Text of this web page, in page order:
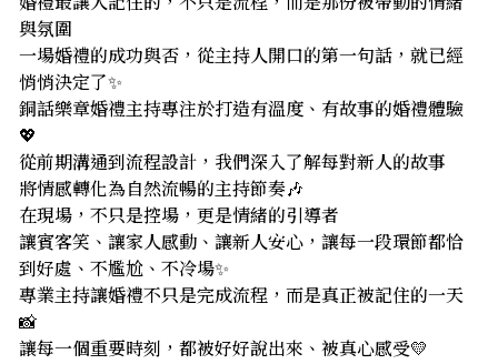
與氛圍
一場婚禮的成功與否，從主持人開口的第一句話，就已經
悄悄決定了✨
銅話樂章婚禮主持專注於打造有溫度、有故事的婚禮體驗
💖
從前期溝通到流程設計，我們深入了解每對新人的故事
將情感轉化為自然流暢的主持節奏🎶
在現場，不只是控場，更是情緒的引導者
讓賓客笑、讓家人感動、讓新人安心，讓每一段環節都恰
到好處、不尷尬、不冷場✨
專業主持讓婚禮不只是完成流程，而是真正被記住的一天
📸
讓每一個重要時刻，都被好好說出來、被真心感受💛